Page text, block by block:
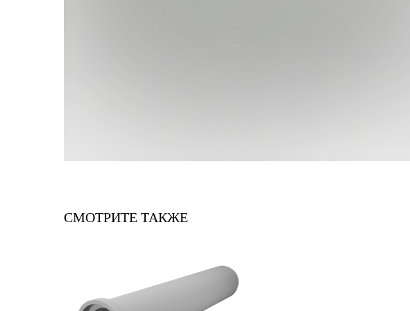
СМОТРИТЕ ТАКЖЕ